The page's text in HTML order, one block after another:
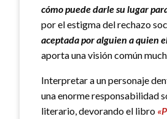
cómo puede darle su lugar
por el estigma del rechazo
aceptada por alguien a quien
aporta una visión común
Interpretar a un personaje
una enorme responsabilidad
literario, devorando el libro